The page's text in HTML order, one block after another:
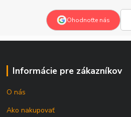
Ohodnoťte nás
Informácie pre zákazníkov
O nás
Ako nakupovať